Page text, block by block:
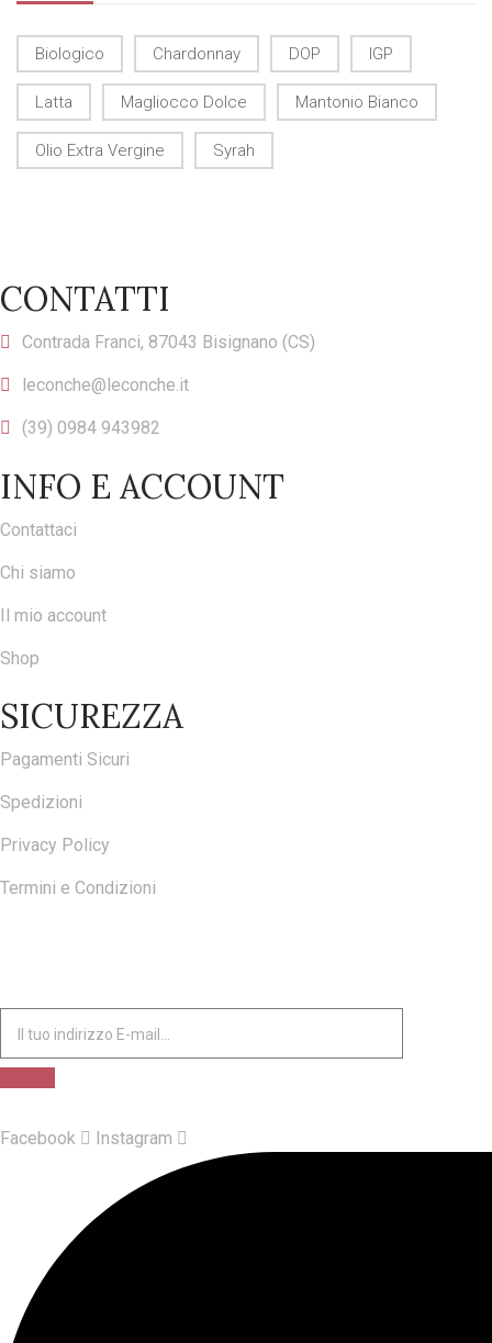
Biologico Chardonnay DOP IGP
Latta Magliocco Dolce Mantonio Bianco
Olio Extra Vergine Syrah
CONTATTI
Contrada Franci, 87043 Bisignano (CS)
leconche@leconche.it
(39) 0984 943982
INFO E ACCOUNT
Contattaci
Chi siamo
Il mio account
Shop
SICUREZZA
Pagamenti Sicuri
Spedizioni
Privacy Policy
Termini e Condizioni
Facebook Instagram